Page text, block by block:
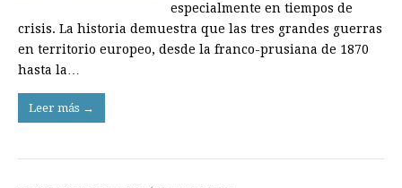
especialmente en tiempos de
crisis. La historia demuestra que las tres grandes guerras
en territorio europeo, desde la franco-prusiana de 1870
hasta la…
Leer más →